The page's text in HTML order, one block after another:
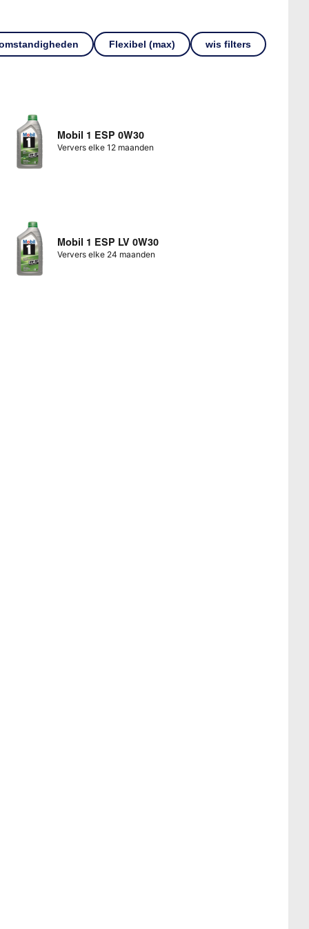
Flexibel (max) wis filters
Mobil 1 ESP 0W30
Ververs elke 12 maanden
Mobil 1 ESP LV 0W30
Ververs elke 24 maanden